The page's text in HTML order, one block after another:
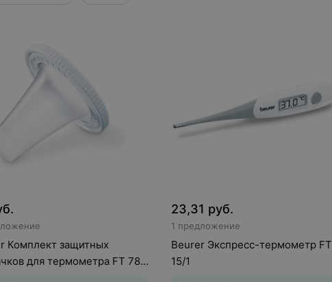
Комплект защитных
для термометра FT 78
23,31 руб.
1 предложение
Beurer Экспресс-термометр FT
15/1